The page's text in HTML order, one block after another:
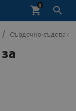

shopping_cart
0
Сърдечно-съдова